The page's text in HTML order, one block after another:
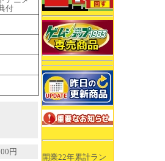
開業22年累計ラン
付
円